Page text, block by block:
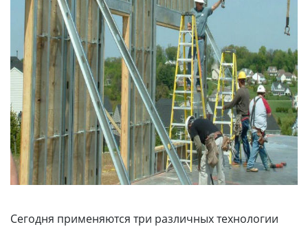
Сегодня применяются три различных технологии